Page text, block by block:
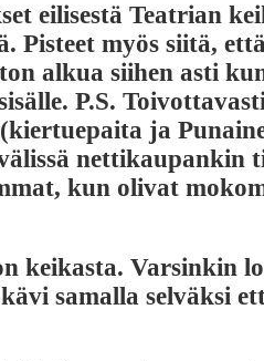
eilisestä Teatrian
Pisteet myös siitä,
alkua siihen asti
P.S.
ja
nettikaupankin
kun olivat
keikasta. Varsinkin
samalla selväksi